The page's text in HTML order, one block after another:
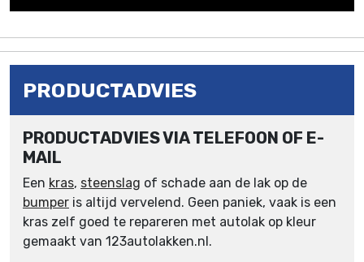
PRODUCTADVIES
PRODUCTADVIES VIA TELEFOON OF E-
MAIL
Een kras, steenslag of schade aan de lak op de
bumper is altijd vervelend. Geen paniek, vaak is een
kras zelf goed te repareren met autolak op kleur
gemaakt van 123autolakken.nl.